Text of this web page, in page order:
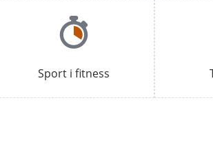
Sport i fitness